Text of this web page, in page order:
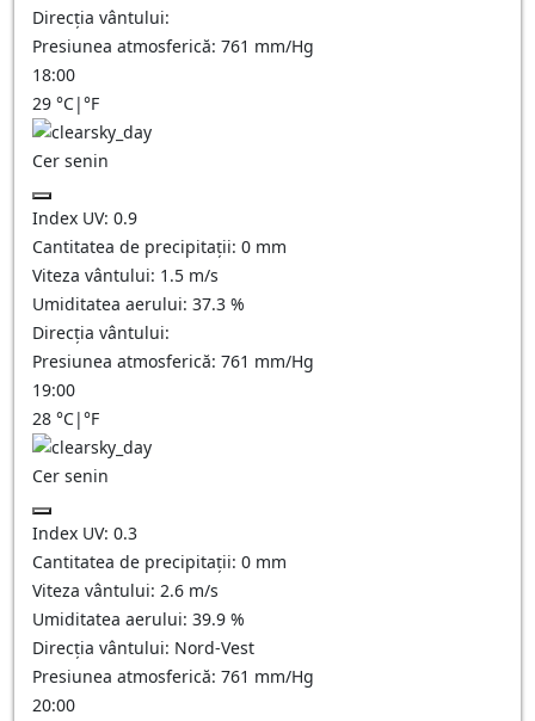
Direcția vântului:
Presiunea atmosferică: 761 mm/Hg
18:00
29 °C|°F
Cer senin
Index UV: 0.9
Cantitatea de precipitații: 0 mm
Viteza vântului: 1.5 m/s
Umiditatea aerului: 37.3 %
Direcția vântului:
Presiunea atmosferică: 761 mm/Hg
19:00
28 °C|°F
Cer senin
Index UV: 0.3
Cantitatea de precipitații: 0 mm
Viteza vântului: 2.6 m/s
Umiditatea aerului: 39.9 %
Direcția vântului: Nord-Vest
Presiunea atmosferică: 761 mm/Hg
20:00